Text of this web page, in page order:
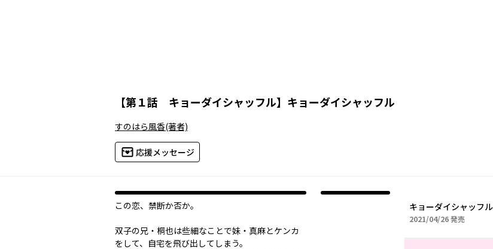
【第１話 キョーダイシャッフル】 キョーダイシャッフル
すのはら風香(著者)
応援メッセージ
この恋、禁断か否か――。
双子の兄・桐也は些細なことで妹・真麻とケンカ
をして、自宅を飛び出してしまう。
キョーダイシャッフ
2021/04/262021年04月26
発売